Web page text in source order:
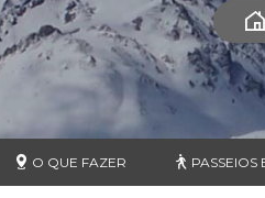
O QUE FAZER PASSEIOS